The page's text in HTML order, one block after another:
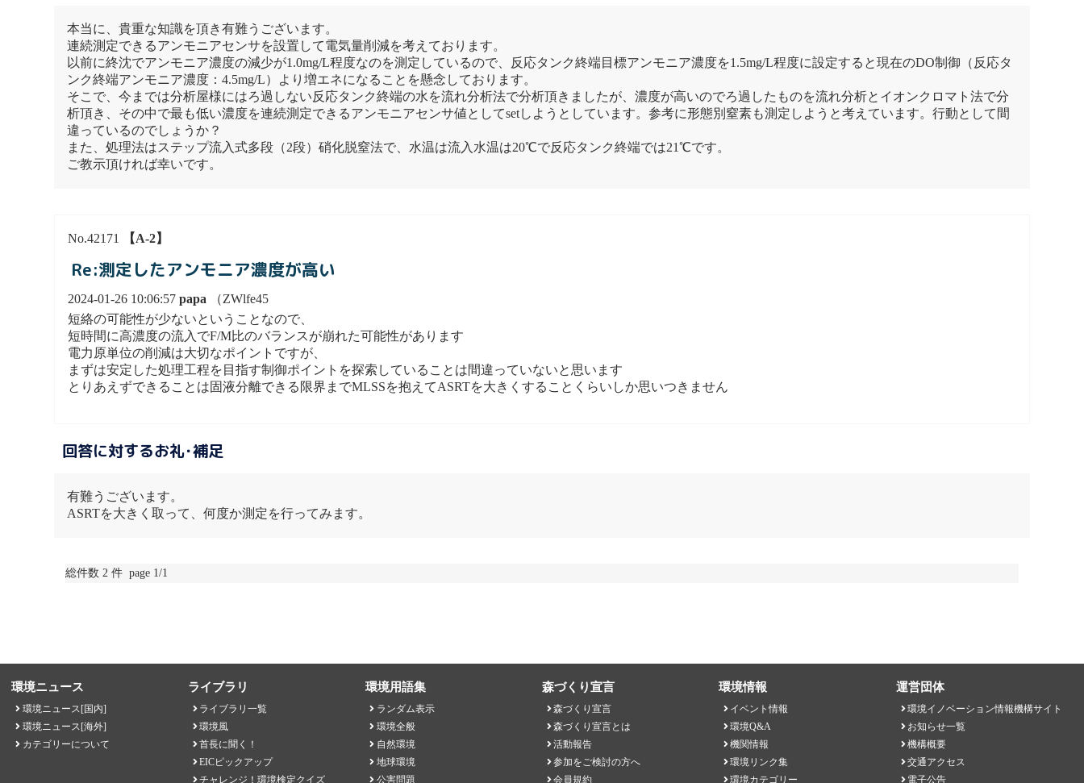
本当に、貴重な知識を頂き有難うございます。
連続測定できるアンモニアセンサを設置して電気量削減を考えております。
以前に終沈でアンモニア濃度の減少が1.0mg/L程度なのを測定しているので、反応タンク終端目標アンモニア濃度を1.5mg/L程度に設定すると現在のDO制御（反応タ
ンク終端アンモニア濃度：4.5mg/L）より増エネになることを懸念しております。
そこで、今までは分析屋様にはろ過しない反応タンク終端の水を流れ分析法で分析頂きましたが、濃度が高いのでろ過したものを流れ分析とイオンクロマト法で分
析頂き、その中で最も低い濃度を連続測定できるアンモニアセンサ値としてsetしようとしています。参考に形態別窒素も測定しようと考えています。行動として間
違っているのでしょうか？
また、処理法はステップ流入式多段（2段）硝化脱窒法で、水温は流入水温は20℃で反応タンク終端では21℃です。
ご教示頂ければ幸いです。
No.42171 【A-2】
Re:測定したアンモニア濃度が高い
2024-01-26 10:06:57papa （ZWlfe45
短絡の可能性が少ないということなので、
短時間に高濃度の流入でF/M比のバランスが崩れた可能性があります
電力原単位の削減は大切なポイントですが、
まずは安定した処理工程を目指す制御ポイントを探索していることは間違っていないと思います
とりあえずできることは固液分離できる限界までMLSSを抱えてASRTを大きくすることくらいしか思いつきません
回答に対するお礼･補足
有難うございます。
ASRTを大きく取って、何度か測定を行ってみます。
総件数 2 件 page 1/1
環境ニュース
環境ニュース[国内]
環境ニュース[海外]
カテゴリーについて
ライブラリ
ライブラリ一覧
環境風
首長に聞く！
EICピックアップ
チャレンジ！環境検定クイズ
環境用語集
ランダム表示
環境全般
自然環境
地球環境
公害問題
森づくり宣言
森づくり宣言
森づくり宣言とは
活動報告
参加をご検討の方へ
会員規約
環境情報
イベント情報
環境Q&A
機関情報
環境リンク集
環境カテゴリー
運営団体
環境イノベーション情報機構サイト
お知らせ一覧
機構概要
交通アクセス
電子公告